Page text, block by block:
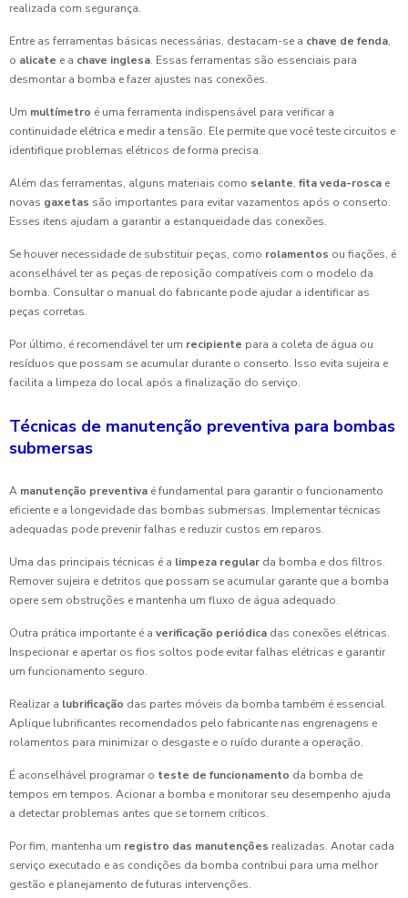
realizada com segurança.
Entre as ferramentas básicas necessárias, destacam-se a chave de fenda,
o alicate e a chave inglesa. Essas ferramentas são essenciais para
desmontar a bomba e fazer ajustes nas conexões.
Um multímetro é uma ferramenta indispensável para verificar a
continuidade elétrica e medir a tensão. Ele permite que você teste circuitos e
identifique problemas elétricos de forma precisa.
Além das ferramentas, alguns materiais como selante, fita veda-rosca e
novas gaxetas são importantes para evitar vazamentos após o conserto.
Esses itens ajudam a garantir a estanqueidade das conexões.
Se houver necessidade de substituir peças, como rolamentos ou fiações, é
aconselhável ter as peças de reposição compatíveis com o modelo da
bomba. Consultar o manual do fabricante pode ajudar a identificar as
peças corretas.
Por último, é recomendável ter um recipiente para a coleta de água ou
resíduos que possam se acumular durante o conserto. Isso evita sujeira e
facilita a limpeza do local após a finalização do serviço.
Técnicas de manutenção preventiva para bombas
submersas
A manutenção preventiva é fundamental para garantir o funcionamento
eficiente e a longevidade das bombas submersas. Implementar técnicas
adequadas pode prevenir falhas e reduzir custos em reparos.
Uma das principais técnicas é a limpeza regular da bomba e dos filtros.
Remover sujeira e detritos que possam se acumular garante que a bomba
opere sem obstruções e mantenha um fluxo de água adequado.
Outra prática importante é a verificação periódica das conexões elétricas.
Inspecionar e apertar os fios soltos pode evitar falhas elétricas e garantir
um funcionamento seguro.
Realizar a lubrificação das partes móveis da bomba também é essencial.
Aplique lubrificantes recomendados pelo fabricante nas engrenagens e
rolamentos para minimizar o desgaste e o ruído durante a operação.
É aconselhável programar o teste de funcionamento da bomba de
tempos em tempos. Acionar a bomba e monitorar seu desempenho ajuda
a detectar problemas antes que se tornem críticos.
Por fim, mantenha um registro das manutenções realizadas. Anotar cada
serviço executado e as condições da bomba contribui para uma melhor
gestão e planejamento de futuras intervenções.